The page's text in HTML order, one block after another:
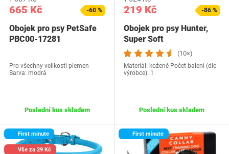
665 Kč -60 %
Obojek pro psy PetSafe
PBC00-17281
Pro všechny velikosti plemen
Barva: modrá
Poslední kus skladem
219 Kč -86 %
Obojek pro psy Hunter,
Super Soft
(10×)
Materiál: kožené Počet balení (dle
výrobce): 1
Poslední kus skladem
First minute
Vše za 29 Kč
First minute